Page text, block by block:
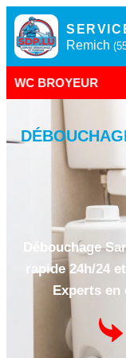
Remich
•
Débouchage
rapide 24h/24
Experts en